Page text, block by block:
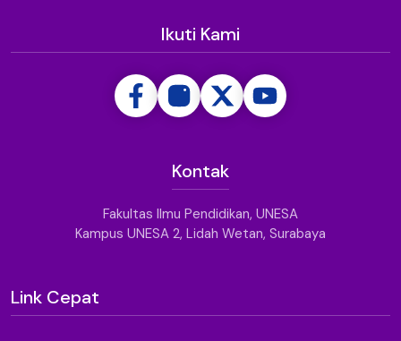
Ikuti Kami
Kontak
Fakultas Ilmu Pendidikan, UNESA
Kampus UNESA 2, Lidah Wetan, Surabaya
Link Cepat